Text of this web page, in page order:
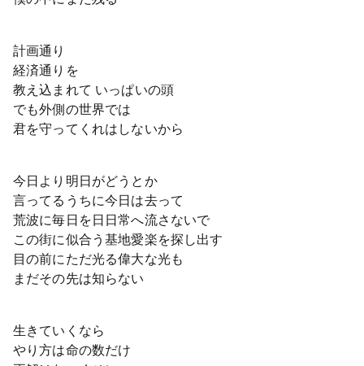
計画通り
経済通りを
教え込まれて いっぱいの頭
でも外側の世界では
君を守ってくれはしないから
今日より明日がどうとか
言ってるうちに今日は去って
荒波に毎日を日日常へ流さないで
この街に似合う基地愛楽を探し出す
目の前にただ光る偉大な光も
まだその先は知らない
生きていくなら
やり方は命の数だけ